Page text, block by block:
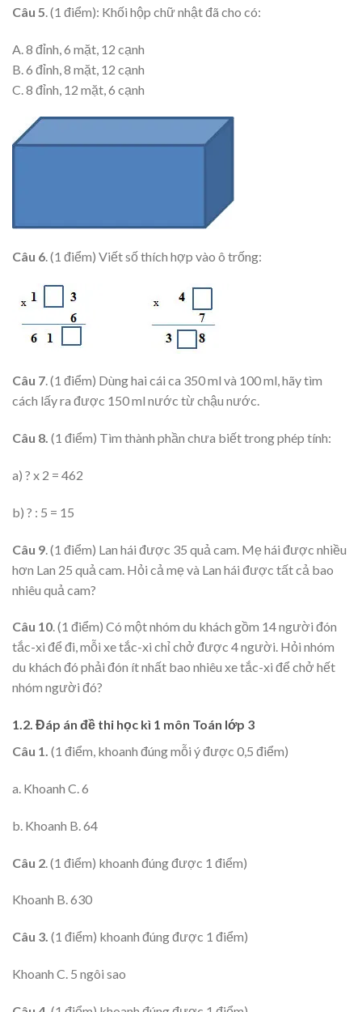
Câu 5. (1 điểm): Khối hộp chữ nhật đã cho có:
A. 8 đỉnh, 6 mặt, 12 cạnh
B. 6 đỉnh, 8 mặt, 12 cạnh
C. 8 đỉnh, 12 mặt, 6 cạnh
Câu 6. (1 điểm) Viết số thích hợp vào ô trống:
Câu 7. (1 điểm) Dùng hai cái ca 350 ml và 100 ml, hãy tìm
cách lấy ra được 150 ml nước từ chậu nước.
Câu 8. (1 điểm) Tìm thành phần chưa biết trong phép tính:
a) ? x 2 = 462
b) ? : 5 = 15
Câu 9 . (1 điểm) Lan hái được 35 quả cam. Mẹ hái được nhiều
hơn Lan 25 quả cam. Hỏi cả mẹ và Lan hái được tất cả bao
nhiêu quả cam?
Câu 10. (1 điểm) Có một nhóm du khách gồm 14 người đón
tắc-xi để đi, mỗi xe tắc-xi chỉ chở được 4 người. Hỏi nhóm
du khách đó phải đón ít nhất bao nhiêu xe tắc-xi để chở hết
nhóm người đó?
1.2. Đáp án đề thi học kì 1 môn Toán lớp 3
Câu 1. (1 điểm, khoanh đúng mỗi ý được 0,5 điểm)
a. Khoanh C. 6
b. Khoanh B. 64
Câu 2 . (1 điểm) khoanh đúng được 1 điểm)
Khoanh B. 630
Câu 3. (1 điểm) khoanh đúng được 1 điểm)
Khoanh C. 5 ngôi sao